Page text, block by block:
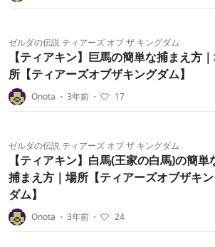
ゼルダの伝説 ティアーズ オブ ザ キングダム
【ティアキン】巨馬の簡単な捕まえ方
所【ティアーズオブザキングダム】
Onota ・ 3年前 ・ 17
ゼルダの伝説 ティアーズ オブ ザ キングダム
【ティアキン】白馬(王家の白馬)の簡単
捕まえ方｜場所【ティアーズオブザキ
ダム】
Onota ・ 3年前 ・ 24